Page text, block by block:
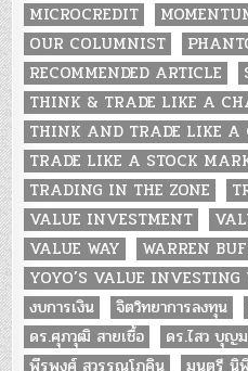
MICROCREDIT
OUR COLUMNIST
RECOMMENDED ARTICLE
THINK & TRADE LIKE A
THINK AND TRADE LIKE A
TRADE LIKE A STOCK
TRADING IN THE ZONE
VALUE INVESTMENT
VALUE WAY
WARREN
YOYO’S VALUE INVESTING
งบการเงิน
จิตวิทยาการลงทุน
ดร.ศุภวุฒิ สายเชื้อ
ดร.ไสว บุญ
พีรพงศ์ สุวรรณโภคิน
มนตรี นิ